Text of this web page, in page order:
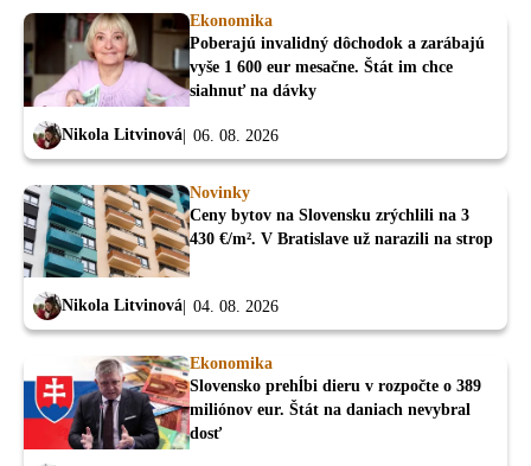
Ekonomika
Poberajú invalidný dôchodok a zarábajú
vyše 1 600 eur mesačne. Štát im chce
siahnuť na dávky
Nikola Litvinová 06. 08. 2026
Novinky
Ceny bytov na Slovensku zrýchlili na 3
430 €/m². V Bratislave už narazili na strop
Nikola Litvinová 04. 08. 2026
Ekonomika
Slovensko prehĺbi dieru v rozpočte o 389
miliónov eur. Štát na daniach nevybral
dosť